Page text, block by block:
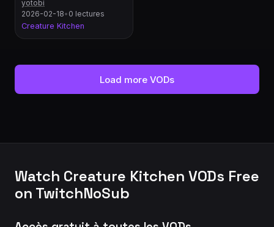
yotobi
2026-02-18• 0 lectures
Creature Kitchen
Load more VODs
Watch Creature Kitchen VODs Free
on TwitchNoSub